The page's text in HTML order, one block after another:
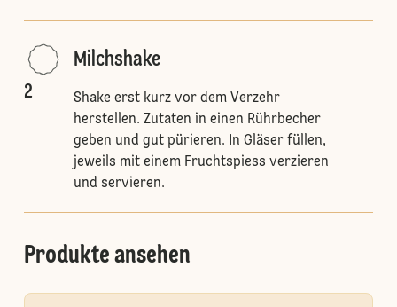
2
Milchshake
Shake erst kurz vor dem Verzehr
herstellen. Zutaten in einen Rührbecher
geben und gut pürieren. In Gläser füllen,
jeweils mit einem Fruchtspiess verzieren
und servieren.
Produkte ansehen